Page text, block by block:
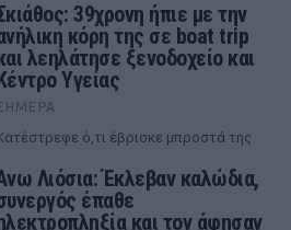
39χρονη ήπιε με την
κόρη της σε boat trip
λεηλάτησε ξενοδοχείο και
Υγείας
ό,τι έβρισκε μπροστά της
Λιόσια: Έκλεβαν καλώδια,
έπαθε
και τον άφησαν